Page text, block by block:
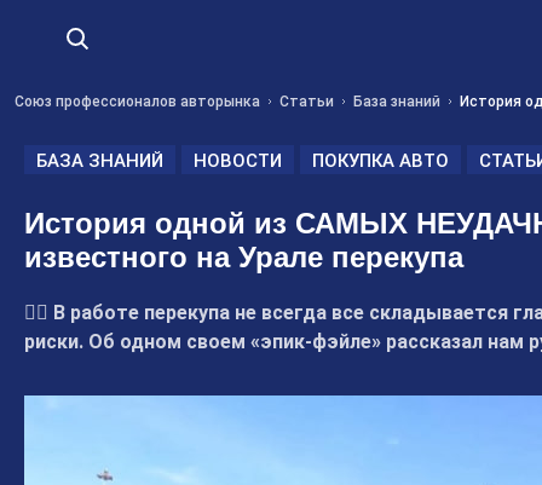
Союз профессионалов авторынка Статьи База знаний История
БАЗА ЗНАНИЙ НОВОСТИ ПОКУПКА АВТО
История одной из САМЫХ
известного на Урале перекупа
🤷‍♂ В работе перекупа не всегда все складывается
риски. Об одном своем «эпик-фэйле» рассказал нам